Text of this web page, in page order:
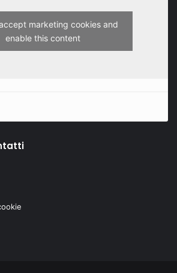
marketing cookies and
enable this content